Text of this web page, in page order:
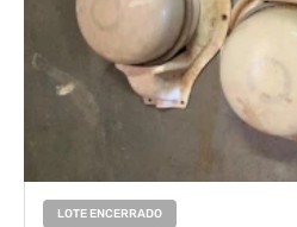
LOTE ENCERRADO